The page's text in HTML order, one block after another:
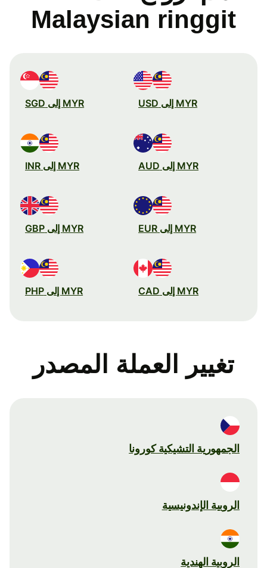
Malaysian ringgit
MYR إلى USD MYR إلى SGD
MYR إلى AUD MYR إلى INR
MYR إلى EUR MYR إلى GBP
MYR إلى CAD MYR إلى PHP
تغيير العملة المصدر
الجمهورية التشيكية كورونا
الروبية الإندونيسية
الروبية الهندية